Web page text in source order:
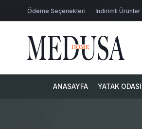
Ödeme Seçenekleri İndirimli Ürünler
ANASAYFA YATAK ODASI